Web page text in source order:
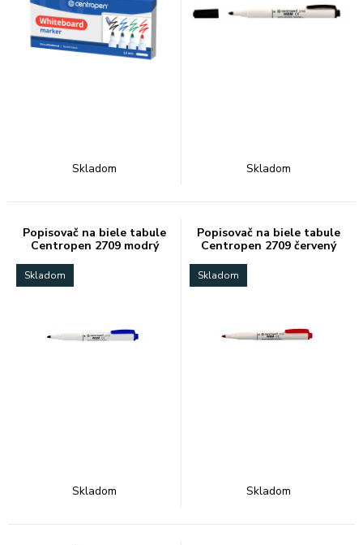
Skladom Skladom
Popisovač na biele tabule
Centropen 2709 modrý
Skladom
Skladom
Popisovač na biele tabule
Centropen 2709 červený
Skladom
Skladom